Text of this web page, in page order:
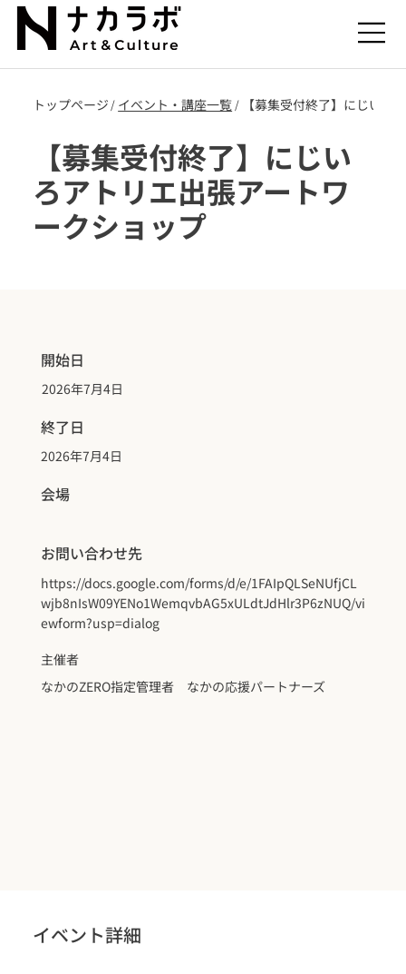
トップページ / ​イベント・講座一覧 / 【募集受付終了】にじいろ
【募集受付終了】にじい
ろアトリエ出張アートワ
ークショップ
開始日
2026年7月4日
終了日
2026年7月4日
会場
お問い合わせ先
https://docs.google.com/forms/d/e/1FAIpQLSeNUfjCL
wjb8nIsW09YENo1WemqvbAG5xULdtJdHlr3P6zNUQ/vi
ewform?usp=dialog
主催者
なかのZERO指定管理者 なかの応援パートナーズ
イベント詳細